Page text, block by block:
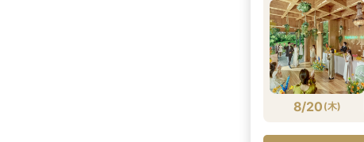
8/17(月
8/17(月
8/17(月
8/17(月
8/20 (木)